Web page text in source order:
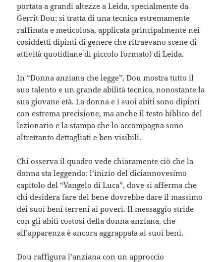
portata a grandi altezze a Leida, specialmente da
Gerrit Dou; si tratta di una tecnica estremamente
raffinata e meticolosa, applicata principalmente nei
cosiddetti dipinti di genere che ritraevano scene di
attività quotidiane di piccolo formato) di Leida.
In “Donna anziana che legge”, Dou mostra tutto il
suo talento e un grande abilità tecnica, nonostante la
sua giovane età. La donna e i suoi abiti sono dipinti
con estrema precisione, ma anche il testo biblico del
lezionario e la stampa che lo accompagna sono
altrettanto dettagliati e ben visibili.
Chi osserva il quadro vede chiaramente ciò che la
donna sta leggendo: l’inizio del diciannovesimo
capitolo del “Vangelo di Luca”, dove si afferma che
chi desidera fare del bene dovrebbe dare il massimo
dei suoi beni terreni ai poveri. Il messaggio stride
con gli abiti costosi della donna anziana, che
all’apparenza è ancora aggrappata ai suoi beni.
Dou raffigura l’anziana con un approccio